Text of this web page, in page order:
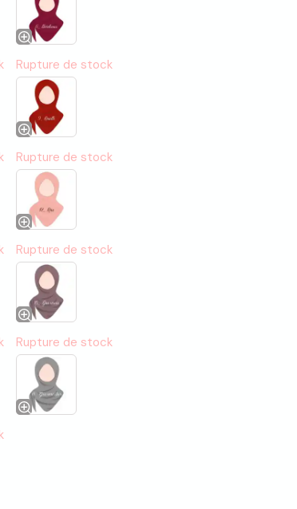
Rupture de stock
Rupture de stock
Rupture de stock
Rupture de stock